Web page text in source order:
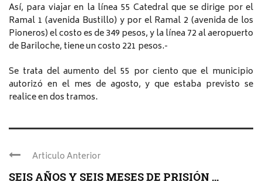
Así, para viajar en la línea 55 Catedral que se dirige por el
Ramal 1 (avenida Bustillo) y por el Ramal 2 (avenida de los
Pioneros) el costo es de 349 pesos, y la línea 72 al aeropuerto
de Bariloche, tiene un costo 221 pesos.-
Se trata del aumento del 55 por ciento que el municipio
autorizó en el mes de agosto, y que estaba previsto se
realice en dos tramos.
Articulo Anterior
SEIS AÑOS Y SEIS MESES DE PRISIÓN ...